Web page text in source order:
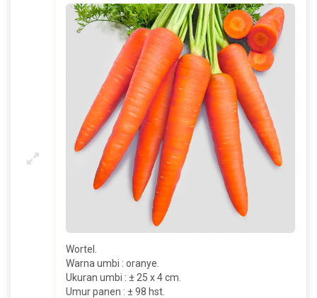
Wortel.
Warna umbi : oranye.
Ukuran umbi : ± 25 x 4 cm.
Umur panen : ± 98 hst.